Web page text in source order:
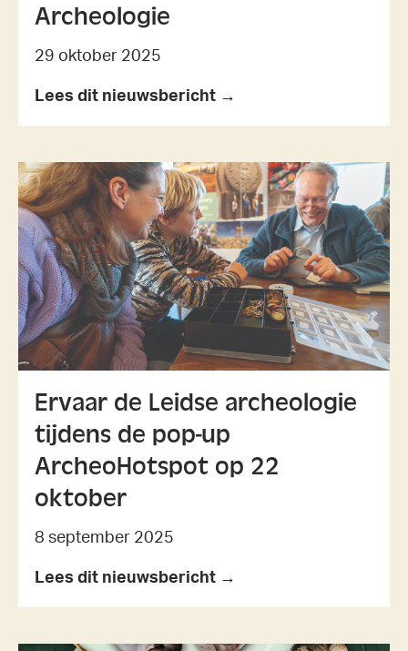
Archeologie
29 oktober 2025
Lees dit nieuwsbericht →
Ervaar de Leidse archeologie
tijdens de pop-up
ArcheoHotspot op 22
oktober
8 september 2025
Lees dit nieuwsbericht →